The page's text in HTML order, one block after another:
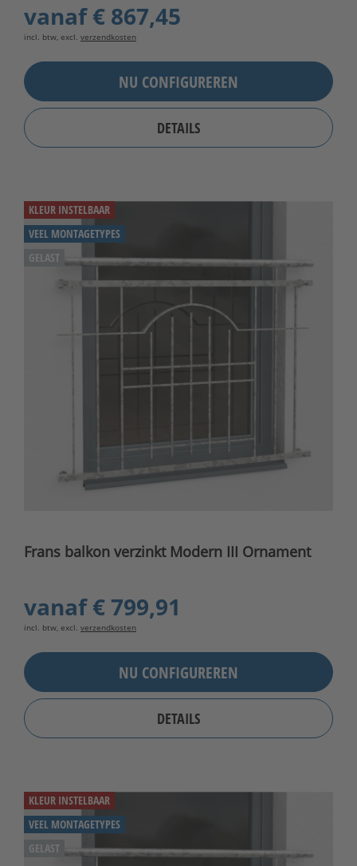
vanaf€ 867,45
incl. btw, excl. verzendkosten
NU CONFIGUREREN
DETAILS
KLEUR INSTELBAAR
VEEL MONTAGETYPES
GELAST
Frans balkon verzinkt Modern III Ornament
vanaf€ 799,91
incl. btw, excl. verzendkosten
NU CONFIGUREREN
DETAILS
KLEUR INSTELBAAR
VEEL MONTAGETYPES
GELAST